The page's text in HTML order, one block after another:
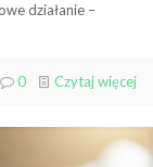
działanie –
0 Czytaj więcej